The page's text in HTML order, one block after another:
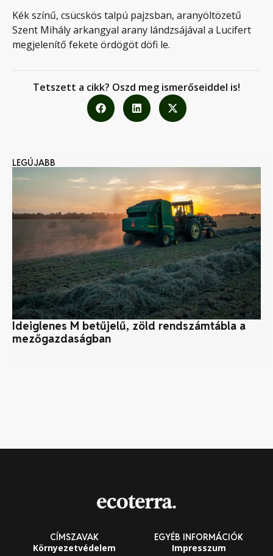
Kék színű, csücskös talpú pajzsban, aranyöltözetű
Szent Mihály arkangyal arany lándzsájával a Lucifert
megjelenítő fekete ördögöt döfi le.
Tetszett a cikk? Oszd meg ismerőseiddel is!
LEGÚJABB
Ideiglenes M betűjelű, zöld rendszámtábla a
mezőgazdaságban
CÍMSZAVAK
Környezetvédelem
EGYÉB INFORMÁCIÓK
Impresszum